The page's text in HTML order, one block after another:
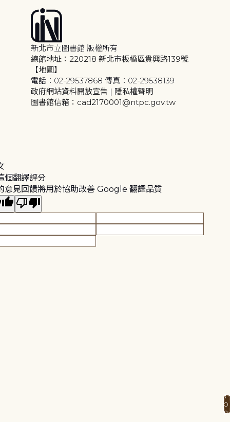
新北市立圖書館 版權所有
總館地址：220218 新北市板橋區貴興路139號
【地圖】
電話：02-29537868 傳真：02-29538139
政府網站資料開放宣告 | 隱私權聲明
圖書館信箱：cad2170001@ntpc.gov.tw
個翻譯評分
意見回饋將用於協助改善 Google 翻譯品質